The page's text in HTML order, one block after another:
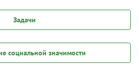
Задачи
социальной значимости